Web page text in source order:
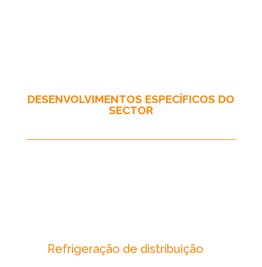
DESENVOLVIMENTOS ESPECÍFICOS DO
SECTOR
Refrigeração de distribuição